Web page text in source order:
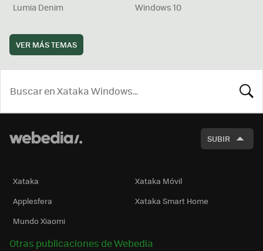
Lumia Denim
Windows 10
VER MÁS TEMAS
SUBIR
Xataka
Xataka Móvil
Applesfera
Xataka Smart Home
Mundo Xiaomi
Otras publicaciones de Webedia